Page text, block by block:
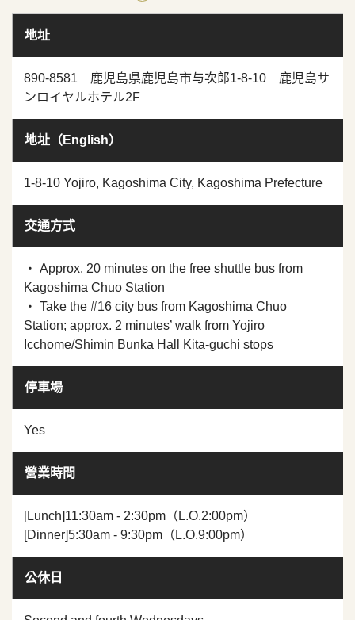
地址
890-8581 鹿児島県鹿児島市与次郎1-8-10 鹿児島サ
ンロイヤルホテル2F
地址（English）
1-8-10 Yojiro, Kagoshima City, Kagoshima Prefecture
交通方式
・ Approx. 20 minutes on the free shuttle bus from
Kagoshima Chuo Station
・ Take the #16 city bus from Kagoshima Chuo
Station; approx. 2 minutes’ walk from Yojiro
Icchome/Shimin Bunka Hall Kita-guchi stops
停車場
Yes
營業時間
[Lunch]11:30am - 2:30pm（L.O.2:00pm）
[Dinner]5:30am - 9:30pm（L.O.9:00pm）
公休日